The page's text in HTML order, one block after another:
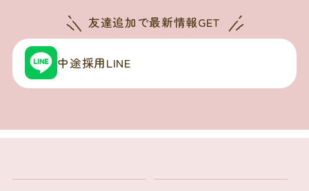
友達追加で最新情報GET
中途採用LINE